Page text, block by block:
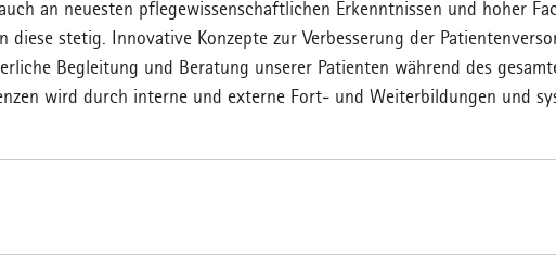
an neuesten pflegewissenschaftlichen Erkenntnissen und hoher
diese stetig. Innovative Konzepte zur Verbesserung der
Begleitung und Beratung unserer Patienten während des
wird durch interne und externe Fort- und Weiterbildungen und